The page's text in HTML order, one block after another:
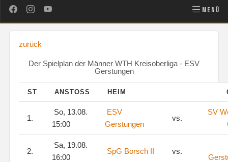
MENÜ
zurück
Der Spielplan der Männer WTH Kreisoberliga - ESV
Gerstungen
ST ANSTOSS HEIM
1.
So, 13.08.
15:00
ESV
Gerstungen
vs.
SV
2.
Sa, 19.08.
16:00
SpG Borsch II vs.